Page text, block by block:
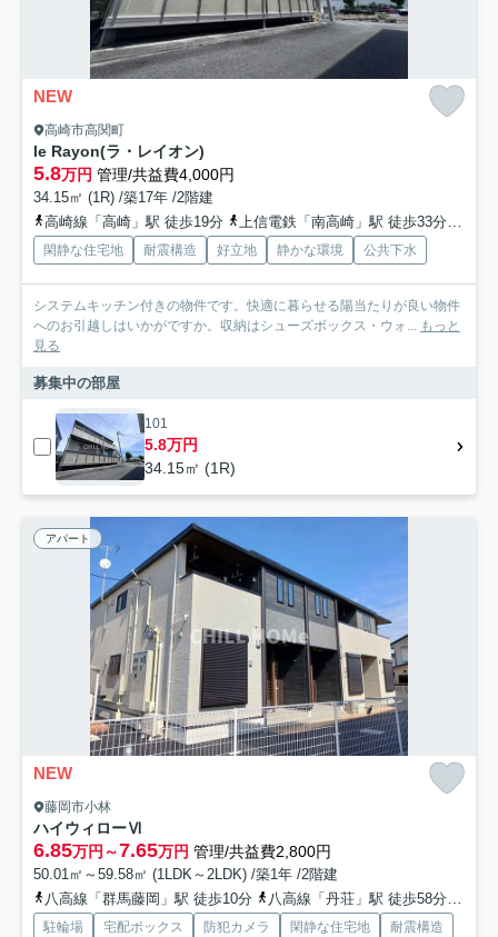
NEW
高崎市高関町
le Rayon(ラ・レイオン)
5.8万円 管理/共益費4,000円
34.15㎡ (1R) /築17年 /2階建
高崎線「高崎」駅 徒歩19分
上信電鉄「南高崎」駅 徒歩33分
閑静な住宅地 耐震構造 好立地 静かな環境 公共下水
システムキッチン付きの物件です。快適に暮らせる陽当たりが良い物件
へのお引越しはいかがですか。収納はシューズボックス・ウォ... もっと
見る
募集中の部屋
101
5.8万円
34.15㎡ (1R)
アパート
NEW
藤岡市小林
ハイウィローⅥ
6.85万円～7.65万円 管理/共益費2,800円
50.01㎡～59.58㎡ (1LDK～2LDK) /築1年 /2階建
八高線「群馬藤岡」駅 徒歩10分
八高線「丹荘」駅 徒歩58分
駐輪場 宅配ボックス 防犯カメラ 閑静な住宅地
耐震構造